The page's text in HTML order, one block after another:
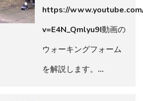
https://
v=E4N_Qmlyu9I動画の
ウォーキングフォーム
を解説します。…